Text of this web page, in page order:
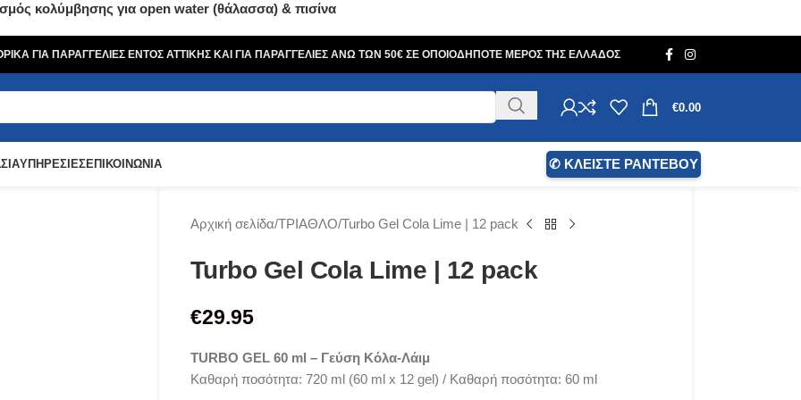
κολύμβησης για open water (θάλασσα) & πισίνα
ΓΙΑ ΠΑΡΑΓΓΕΛΙΕΣ ΕΝΤΟΣ ΑΤΤΙΚΗΣ ΚΑΙ ΓΙΑ ΠΑΡΑΓΓΕΛΙΕΣ ΑΝΩ ΤΩΝ 50€ ΣΕ ΟΠΟΙΟΔΗΠΟΤΕ ΜΕΡΟΣ ΤΗΣ ΕΛΛΑΔΟΣ
€0.00
ΥΠΗΡΕΣΙΕΣΕΠΙΚΟΙΝΩΝΙΑ ✆ ΚΛΕΙΣΤΕ ΡΑΝΤΕΒΟΥ
Αρχική σελίδα ΤΡΙΑΘΛΟ Turbo Gel Cola Lime | 12 pack
Turbo Gel Cola Lime | 12 pack
€29.95
TURBO GEL 60 ml – Γεύση Κόλα-Λάιμ
Καθαρή ποσότητα: 720 ml (60 ml x 12 gel) / Καθαρή ποσότητα: 60 ml